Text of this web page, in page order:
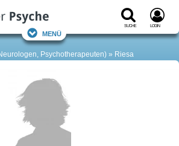
Suche Login
Menü
Psychotherapeuten) Riesa